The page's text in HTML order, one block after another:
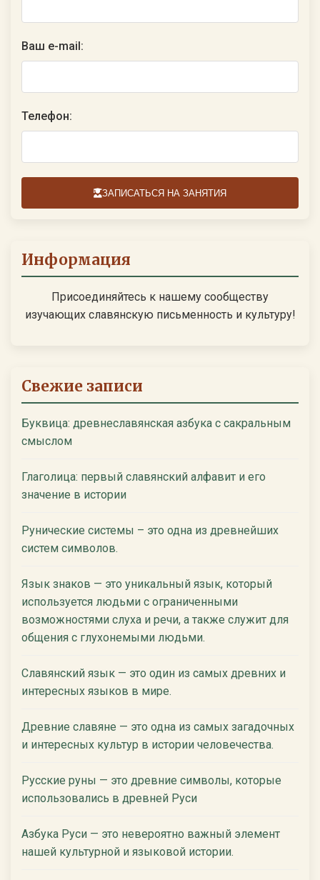
Ваш e-mail:
Телефон:
ЗАПИСАТЬСЯ НА ЗАНЯТИЯ
Информация
Присоединяйтесь к нашему сообществу
изучающих славянскую письменность и культуру!
Свежие записи
Буквица: древнеславянская азбука с сакральным
смыслом
Глаголица: первый славянский алфавит и его
значение в истории
Рунические системы – это одна из древнейших
систем символов.
Язык знаков — это уникальный язык, который
используется людьми с ограниченными
возможностями слуха и речи, а также служит для
общения с глухонемыми людьми.
Славянский язык — это один из самых древних и
интересных языков в мире.
Древние славяне — это одна из самых загадочных
и интересных культур в истории человечества.
Русские руны — это древние символы, которые
использовались в древней Руси
Азбука Руси — это невероятно важный элемент
нашей культурной и языковой истории.